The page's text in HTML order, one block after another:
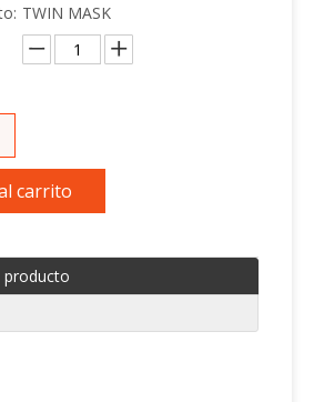
TWIN MASK
carrito
producto